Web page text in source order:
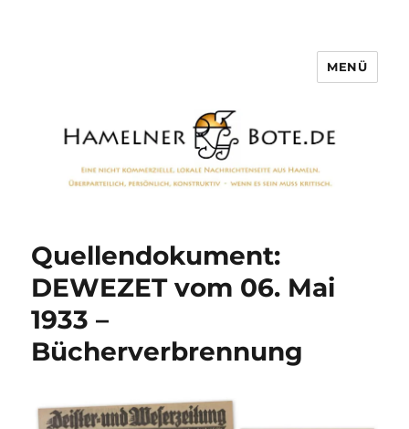
MENÜ
Quellendokument:
DEWEZET vom 06. Mai
1933 –
Bücherverbrennung